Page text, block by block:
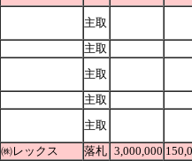
主取
主取
主取
主取
主取
㈱レックス 落札 3,000,000